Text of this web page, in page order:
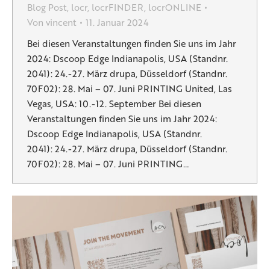
Blog Post, locr, locrFINDER, locrONLINE
Von vincent
11. Januar 2024
Bei diesen Veranstaltungen finden Sie uns im Jahr
2024: Dscoop Edge Indianapolis, USA (Standnr.
2041): 24.-27. März drupa, Düsseldorf (Standnr.
70F02): 28. Mai – 07. Juni PRINTING United, Las
Vegas, USA: 10.-12. September Bei diesen
Veranstaltungen finden Sie uns im Jahr 2024:
Dscoop Edge Indianapolis, USA (Standnr.
2041): 24.-27. März drupa, Düsseldorf (Standnr.
70F02): 28. Mai – 07. Juni PRINTING…